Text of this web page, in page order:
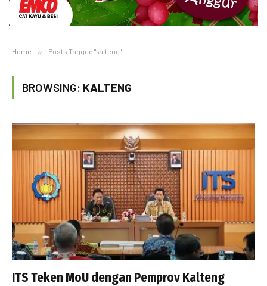
Home » Posts Tagged "kalteng"
BROWSING: KALTENG
ITS Teken MoU dengan Pemprov Kalteng